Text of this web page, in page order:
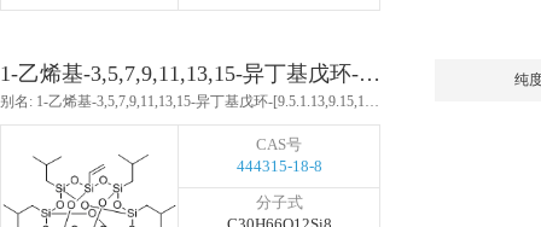
1-乙烯基-3,5,7,9,11,13,15-异丁基戊环-[9.5.1.13,9.15,15.17,13]八硅氧烷
别名: 1-乙烯基-3,5,7,9,11,13,15-异丁基戊环-[9.5.1.13,9.15,15.17,13]八硅氧烷
CAS号
444315-18-8
分子式
纯